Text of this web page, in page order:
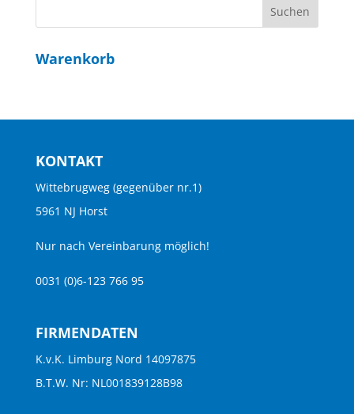
Warenkorb
KONTAKT
Wittebrugweg (gegenüber nr.1)
5961 NJ Horst
Nur nach Vereinbarung möglich!
0031 (0)6-123 766 95
FIRMENDATEN
K.v.K. Limburg Nord 14097875
B.T.W. Nr: NL001839128B98